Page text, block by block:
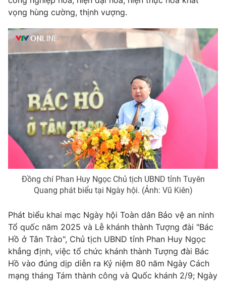
vọng hùng cường, thịnh vượng.
Đồng chí Phan Huy Ngọc Chủ tịch UBND tỉnh Tuyên
Quang phát biểu tại Ngày hội. (Ảnh: Vũ Kiên)
Phát biểu khai mạc Ngày hội Toàn dân Bảo vệ an ninh
Tổ quốc năm 2025 và Lễ khánh thành Tượng đài "Bác
Hồ ở Tân Trào", Chủ tịch UBND tỉnh Phan Huy Ngọc
khẳng định, việc tổ chức khánh thành Tượng đài Bác
Hồ vào đúng dịp diễn ra Kỷ niệm 80 năm Ngày Cách
mạng tháng Tám thành công và Quốc khánh 2/9; Ngày